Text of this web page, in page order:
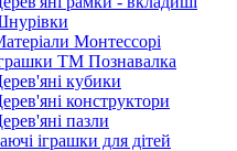
Монтессорі
ТМ Познавалка
кубики
конструктори
пазли
іграшки для дітей